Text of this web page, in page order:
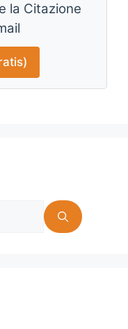
la Citazione